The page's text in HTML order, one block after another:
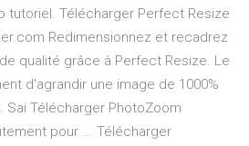
tutoriel. Télécharger Perfect Resize
Redimensionnez et recadrez
qualité grâce à Perfect Resize. Le
d'agrandir une image de 1000%
Sai Télécharger PhotoZoom
pour ... Télécharger